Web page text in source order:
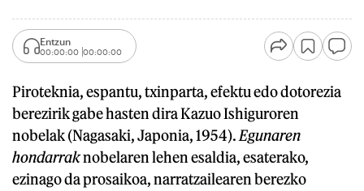
Entzun
00:00:00 00:00:00
Piroteknia, espantu, txinparta, efektu edo dotorezia
berezirik gabe hasten dira Kazuo Ishiguroren
nobelak (Nagasaki, Japonia, 1954). Egunaren
hondarraknobelaren lehen esaldia, esaterako,
ezinago da prosaikoa, narratzailearen berezko